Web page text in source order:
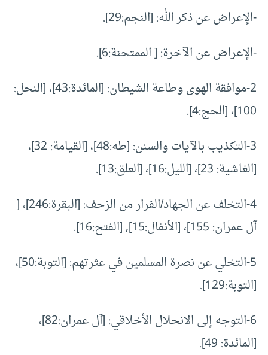
-الإعراض عن ذكر الله: [النجم:29].
-الإعراض عن الآخرة: [ الممتحنة:6].
2-موافقة الهوى وطاعة الشيطان: [المائدة:43]، [النحل:
100]، [الحج:4].
3-التكذيب بالآيات والسنن: [طه:48]، [القيامة: 32]،
[الغاشية: 23]، [الليل:16]، [العلق:13].
4-التخلف عن الجهاد/الفرار من الزحف: [البقرة:246]، [
آل عمران: 155]، [الأنفال:15], [الفتح:16].
5-التخلي عن نصرة المسلمين في عثرتهم: [التوبة:50]،
[التوبة:129].
6-التوجه إلى الانحلال الأخلاقي: [آل عمران:82]،
[المائدة: 49].